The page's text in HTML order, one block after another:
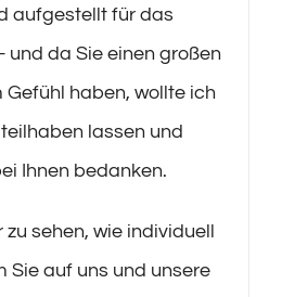
aufgestellt für das
und da Sie einen großen
Gefühl haben, wollte ich
lassen und
Ihnen bedanken.
sehen, wie individuell
Sie auf uns und unsere